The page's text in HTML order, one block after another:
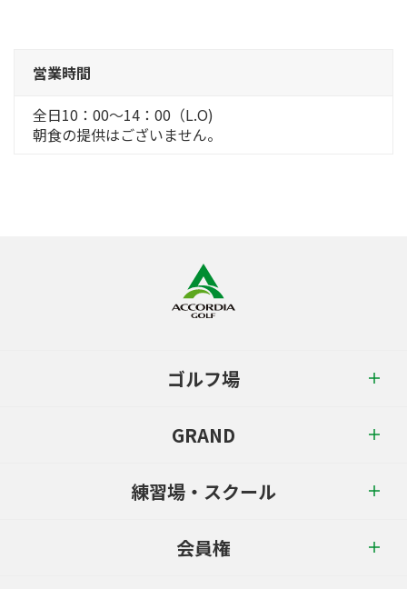
営業時間
全日10：00～14：00（L.O)
朝食の提供はございません。
ゴルフ場
GRAND
練習場・スクール
会員権